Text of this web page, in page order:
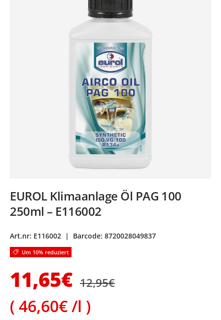
EUROL Klimaanlage Öl PAG 100
250ml – E116002
Art.nr: E116002 | Barcode: 8720028049837
Um 10% reduziert
Verkaufspreis
11,65€ 12,95€
Grundpreis
46,60€ /l